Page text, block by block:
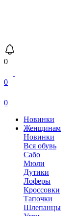
0
0
0
Новинки
Женщинам
Новинки
Вся обувь
Сабо
Мюли
Дутики
Лоферы
Кроссовки
Тапочки
Шлепанцы